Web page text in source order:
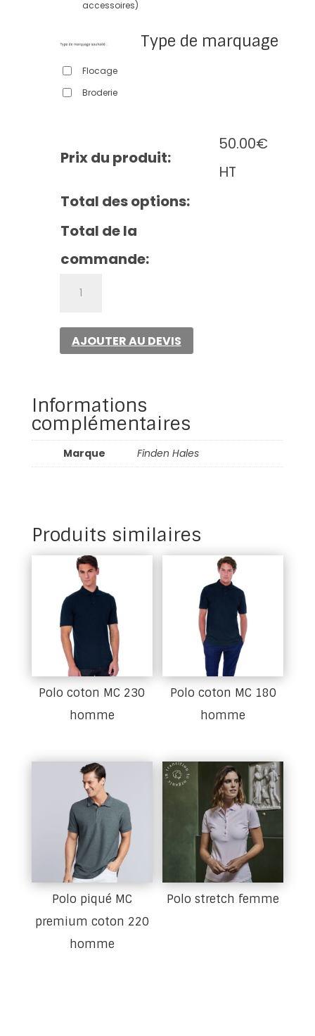
accessoires)
Type de marquage
Flocage
Broderie
Prix du produit:
50.00€
HT
Total des options:
Total de la
commande:
contrast
panel
AJOUTER AU DEVIS
Informations
complémentaires
Marque Finden Hales
Produits similaires
Polo coton MC 230
homme
Polo coton MC 180
homme
Polo piqué MC
premium coton 220
homme
Polo stretch femme